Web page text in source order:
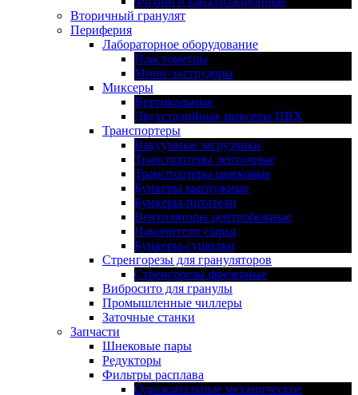
Вторичный гранулят
Периферия
Лабораторное оборудование
Пластометры
Мини-экструдеры
Миксеры
Вертикальные
Двухстадийные миксеры ПВХ
Транспортеры
Вакуумные загрузчики
Транспортеры ленточные
Транспортёры шнековые
Бункеры выгружные
Бункеры-питатели
Вентиляторы центробежные
Накопители сырья
Бункеры-сушилки
Стренгорезы для грануляторов
Стренгорезы фрезерные
Вибросито для гранулы
Промышленные чиллеры
Заточные станки
Запчасти
Шнековые пары
Редукторы
Фильтры расплава
Одноканальные механические